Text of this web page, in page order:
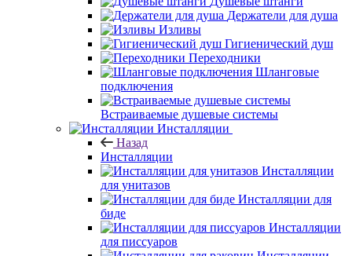
Держатели для душа
Изливы
Гигиенический душ
Переходники
Шланговые
подключения
Встраиваемые душевые системы
Инсталляции
Назад
Инсталляции
Инсталляции
для унитазов
Инсталляции для
биде
Инсталляции
для писсуаров